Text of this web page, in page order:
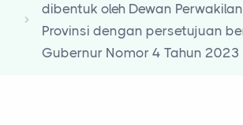
dibentuk oleh Dewan
Provinsi dengan persetujuan
Gubernur Nomor 4 Tahun 2023